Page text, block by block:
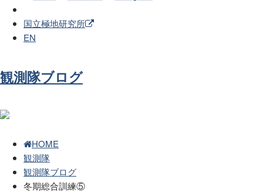
国立極地研究所
EN
観測隊ブログ
HOME
観測隊
観測隊ブログ
冬期総合訓練⑤